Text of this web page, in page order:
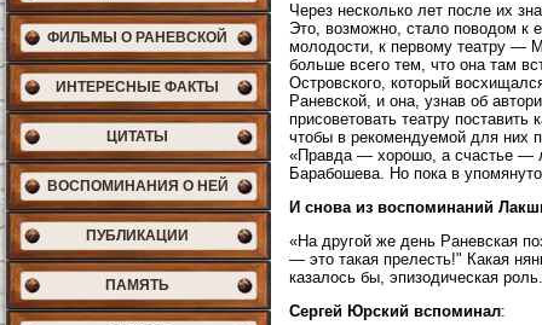
ФИЛЬМЫ О РАНЕВСКОЙ
ИНТЕРЕСНЫЕ ФАКТЫ
ЦИТАТЫ
ВОСПОМИНАНИЯ О НЕЙ
ПУБЛИКАЦИИ
ПАМЯТЬ
Через несколько лет после их
Это, возможно, стало поводом к
молодости, к первому театру —
больше всего тем, что она там
Островского, который
Раневской, и она, узнав об
присоветовать театру
чтобы в рекомендуемой для них
«Правда — хорошо, а счастье —
Барабошева. Но пока в
И снова из воспоминаний
«На другой же день Раневская
— это такая прелесть!" Какая
казалось бы, эпизодическая
Сергей Юрский вспоминал: